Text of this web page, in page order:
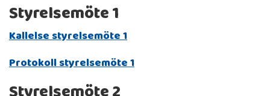
Styrelsemöte 1
Kallelse styrelsemöte 1
Protokoll styrelsemöte 1
Styrelsemöte 2